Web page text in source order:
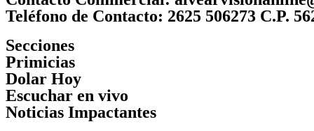
Teléfono de Contacto: 2625 506273 C.P.
Secciones
Primicias
Dolar Hoy
Escuchar en vivo
Noticias Impactantes